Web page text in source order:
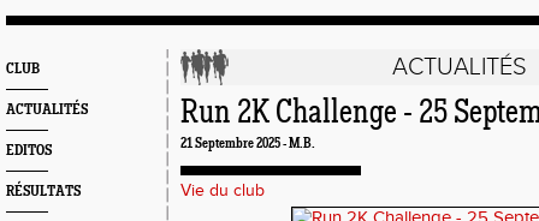
CLUB
ACTUALITÉS
EDITOS
RÉSULTATS
ACTUALITÉS
Run 2K Challenge - 25
21 Septembre 2025 - M.B.
Vie du club